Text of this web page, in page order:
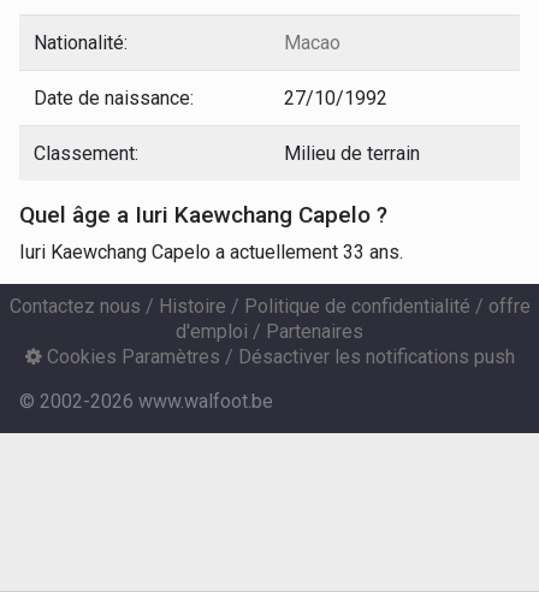
Nationalité: Macao
Date de naissance: 27/10/1992
Classement: Milieu de terrain
Quel âge a Iuri Kaewchang Capelo ?
Iuri Kaewchang Capelo a actuellement 33 ans.
Contactez nous / Histoire / Politique de confidentialité / offre
d'emploi / Partenaires
Cookies Paramètres / Désactiver les notifications push
© 2002-2026 www.walfoot.be